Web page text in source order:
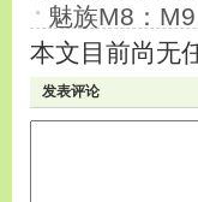
魅族M8：
本文目前尚无
发表评论